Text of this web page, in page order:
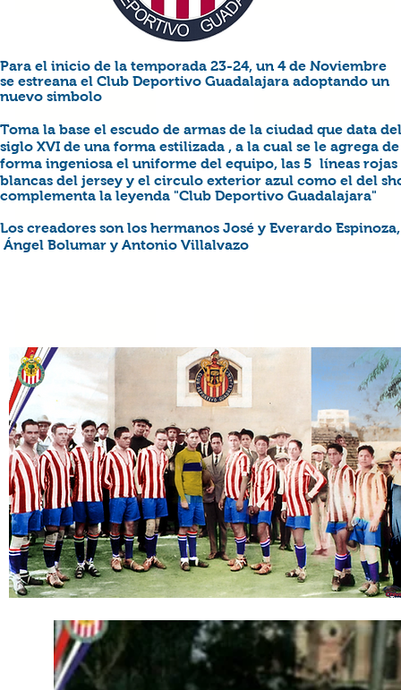
Para el inicio de la temporada 23-24, un 4 de Noviembre
se estreana el Club Deportivo Guadalajara adoptando un
nuevo simbolo
Toma la base el escudo de armas de la ciudad que data del
siglo XVI de una forma estilizada , a la cual se le agrega de
forma ingeniosa el uniforme del equipo, las 5 líneas rojas
blancas del jersey y el circulo exterior azul como el del
complementa la leyenda "Club Deportivo Guadalajara"
Los creadores son los hermanos José y Everardo Espinoza,
Ángel Bolumar y Antonio Villalvazo